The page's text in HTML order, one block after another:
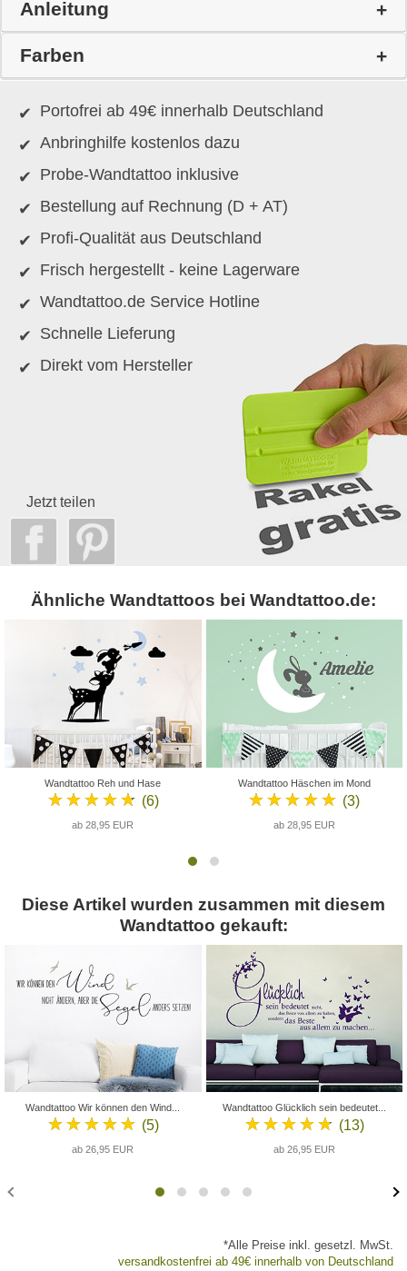
Anleitung
Farben
Portofrei ab 49€ innerhalb Deutschland
Anbringhilfe kostenlos dazu
Probe-Wandtattoo inklusive
Bestellung auf Rechnung (D + AT)
Profi-Qualität aus Deutschland
Frisch hergestellt - keine Lagerware
Wandtattoo.de Service Hotline
Schnelle Lieferung
Direkt vom Hersteller
Jetzt teilen
Ähnliche Wandtattoos bei Wandtattoo.de:
Wandtattoo Reh und Hase
★★★★★ (6)
ab 28,95 EUR
Wandtattoo Häschen im Mond
★★★★★ (3)
ab 28,95 EUR
Diese Artikel wurden zusammen mit diesem
Wandtattoo gekauft:
Wandtattoo Wir können den Wind...
★★★★★ (5)
ab 26,95 EUR
Wandtattoo Glücklich sein bedeutet...
★★★★★ (13)
ab 26,95 EUR
*Alle Preise inkl. gesetzl. MwSt.
versandkostenfrei ab 49€ innerhalb von Deutschland